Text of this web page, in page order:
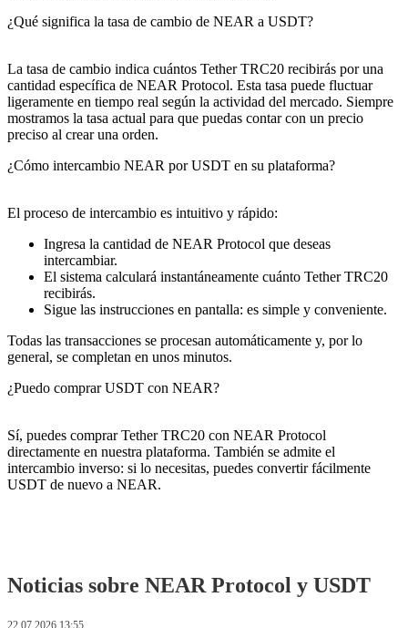
¿Qué significa la tasa de cambio de NEAR a USDT?
La tasa de cambio indica cuántos Tether TRC20 recibirás por una
cantidad específica de NEAR Protocol. Esta tasa puede fluctuar
ligeramente en tiempo real según la actividad del mercado. Siempre
mostramos la tasa actual para que puedas contar con un precio
preciso al crear una orden.
¿Cómo intercambio NEAR por USDT en su plataforma?
El proceso de intercambio es intuitivo y rápido:
Ingresa la cantidad de NEAR Protocol que deseas
intercambiar.
El sistema calculará instantáneamente cuánto Tether TRC20
recibirás.
Sigue las instrucciones en pantalla: es simple y conveniente.
Todas las transacciones se procesan automáticamente y, por lo
general, se completan en unos minutos.
¿Puedo comprar USDT con NEAR?
Sí, puedes comprar Tether TRC20 con NEAR Protocol
directamente en nuestra plataforma. También se admite el
intercambio inverso: si lo necesitas, puedes convertir fácilmente
USDT de nuevo a NEAR.
Noticias sobre NEAR Protocol y USDT